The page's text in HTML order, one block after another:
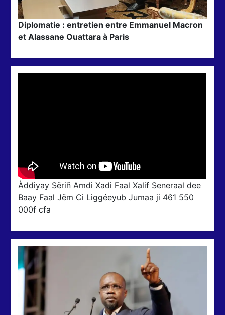
Diplomatie : entretien entre Emmanuel Macron
et Alassane Ouattara à Paris
Àddiyay Sëriñ Amdi Xadi Faal Xalif Seneraal dee
Baay Faal Jëm Ci Liggéeyub Jumaa ji 461 550
000f cfa